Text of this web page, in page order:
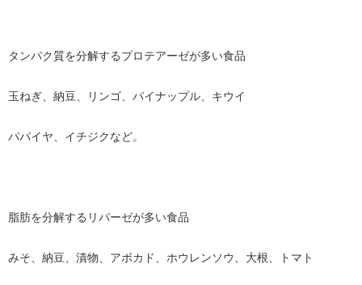
タンパク質を分解するプロテアーゼが多い食品
玉ねぎ、納豆、リンゴ、パイナップル、キウイ
パパイヤ、イチジクなど。
脂肪を分解するリパーゼが多い食品
みそ、納豆、漬物、アボカド、ホウレンソウ、大根、トマト